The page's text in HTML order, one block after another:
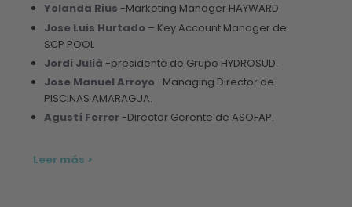
Yolanda Rius -Marketing Manager HAYWARD.
Jose Luis Hurtado – Key Account Manager de
SCP POOL
Jordi Julià -presidente de Grupo HYDROSUD.
Jose Manuel Arroyo -Managing Director de
PISCINAS AMARAGUA.
Agustí Ferrer -Director Gerente de ASOFAP.
Leer más >